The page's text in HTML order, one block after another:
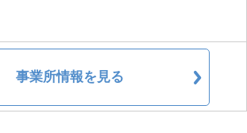
事業所情報を見る